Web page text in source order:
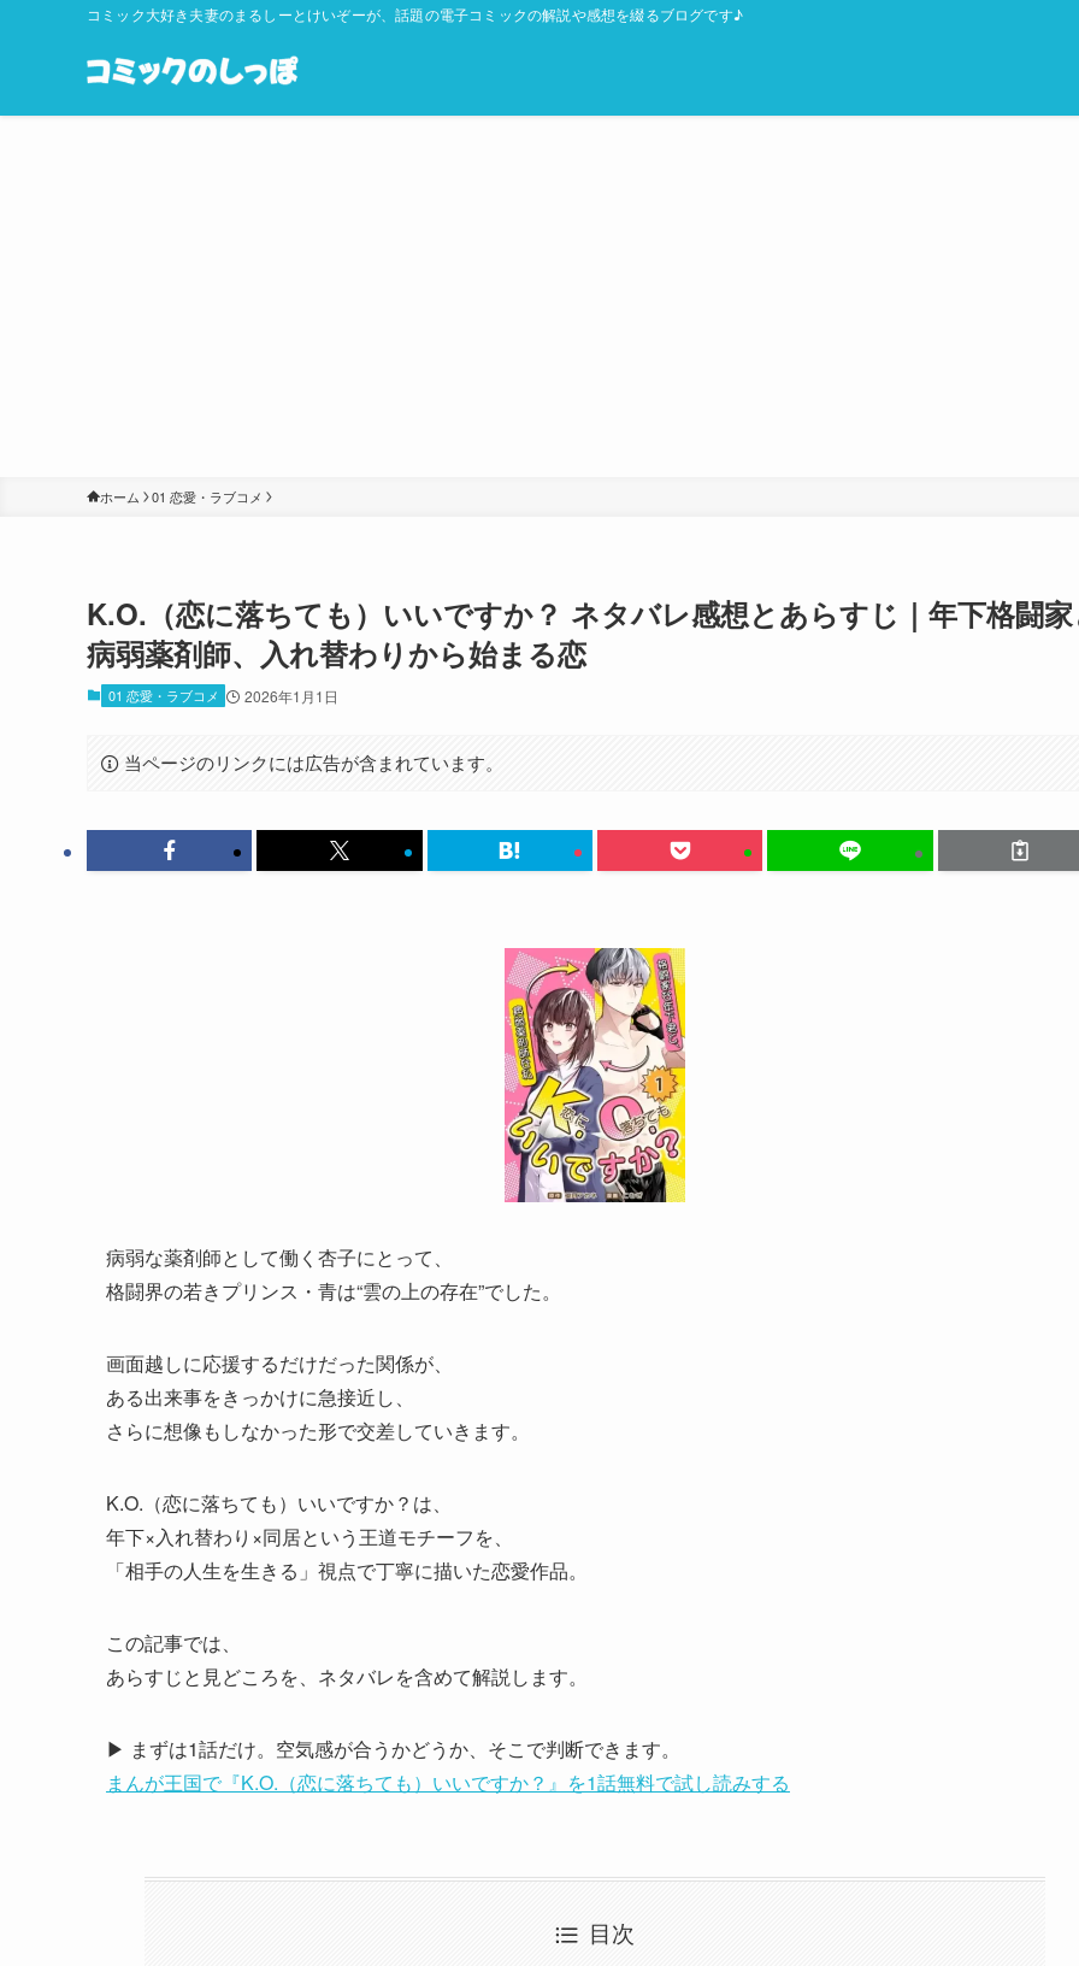
コミック大好き夫妻のまるしーとけいぞーが、話題の電子コミックの解説や感想を綴るブログです♪
ホーム 01 恋愛・ラブコメ
K.O.（恋に落ちても）いいですか？ ネタバレ感想とあらすじ｜年下格闘家
病弱薬剤師、入れ替わりから始まる恋
01 恋愛・ラブコメ 2026年1月1日
当ページのリンクには広告が含まれています。
病弱な薬剤師として働く杏子にとって、
格闘界の若きプリンス・青は“雲の上の存在”でした。
画面越しに応援するだけだった関係が、
ある出来事をきっかけに急接近し、
さらに想像もしなかった形で交差していきます。
K.O.（恋に落ちても）いいですか？は、
年下×入れ替わり×同居という王道モチーフを、
「相手の人生を生きる」視点で丁寧に描いた恋愛作品。
この記事では、
あらすじと見どころを、ネタバレを含めて解説します。
▶ まずは1話だけ。空気感が合うかどうか、そこで判断できます。
まんが王国で『K.O.（恋に落ちても）いいですか？』を1話無料で試し読みする
目次